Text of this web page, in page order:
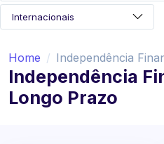
Home Independência
Independência
Longo Prazo